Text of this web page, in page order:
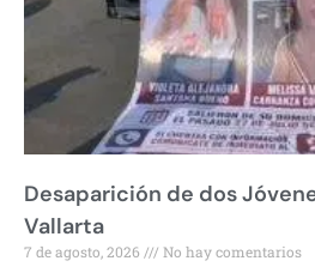
Desaparición de dos
Vallarta
7 de agosto, 2026 No hay comentarios